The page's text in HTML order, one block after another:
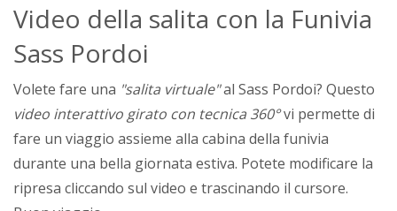
Video della salita con la Funivia
Sass Pordoi
Volete fare una "salita virtuale"al Sass Pordoi? Questo
video interattivo girato con tecnica 360°vi permette di
fare un viaggio assieme alla cabina della funivia
durante una bella giornata estiva. Potete modificare la
ripresa cliccando sul video e trascinando il cursore.